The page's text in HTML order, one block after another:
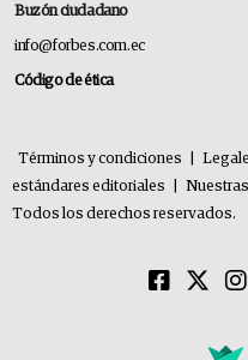
Buzón ciudadano
info@forbes.com.ec
Código de ética
Términos y condiciones
estándares editoriales
Todos los derechos reservados.